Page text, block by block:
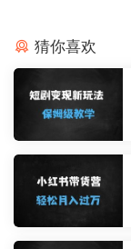
猜你喜欢